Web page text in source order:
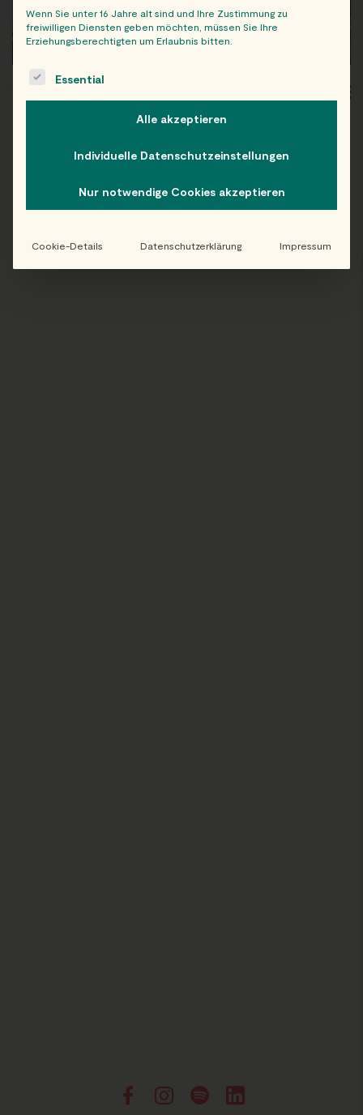
Folge uns auf Instagram!
Wenn Sie unter 16 Jahre alt sind und Ihre Zustimmung zu
freiwilligen Diensten geben möchten, müssen Sie Ihre
Erziehungsberechtigten um Erlaubnis bitten.
The following is a list of service groups for which consent
Essential
Alle akzeptieren
Individuelle Datenschutzeinstellungen
Nur notwendige Cookies akzeptieren
Cookie-Details Datenschutzerklärung Impressum